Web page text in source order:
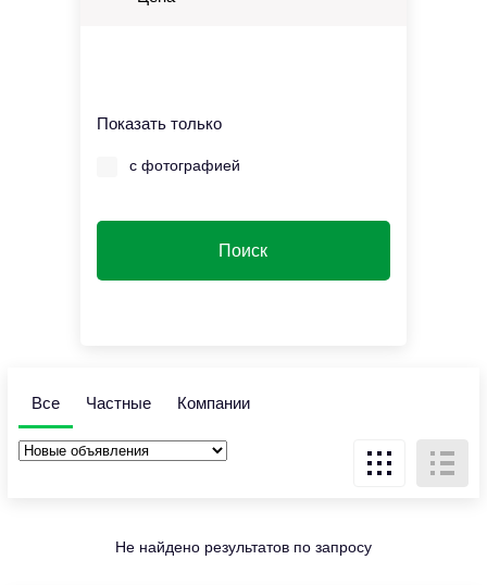
Показать только
с фотографией
Все Частные Компании
Не найдено результатов по запросу